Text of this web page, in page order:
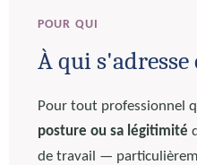
POUR QUI
À qui s'adresse
Pour tout professionnel
posture ou sa légitimité
de travail —